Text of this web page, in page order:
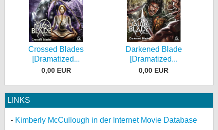
Crossed Blades
[Dramatized...
0,00 EUR
Darkened Blade
[Dramatized...
0,00 EUR
LINKS
Kimberly McCullough in der Internet Movie Database